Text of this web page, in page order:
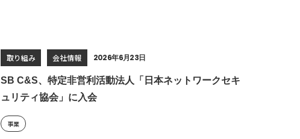
取り組み 会社情報 2026年6月23日
SB C&S、特定非営利活動法人「日本ネットワークセキ
ュリティ協会」に入会
事業